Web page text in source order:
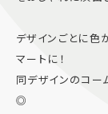
デザインごとに色
マートに！
同デザインのコー
◎